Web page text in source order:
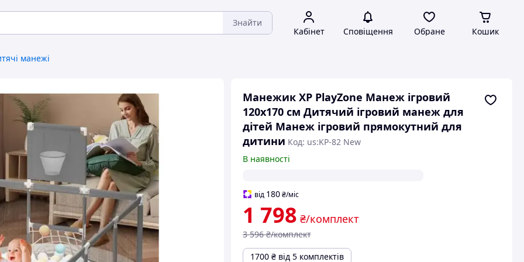
Знайти
Кабінет Сповіщення Обране Кошик
манежі
Манежик XP PlayZone Манеж ігровий
120х170 см Дитячий ігровий манеж для
дітей Манеж ігровий прямокутний для
дитини Код: us:KP-82 New
В наявності
від 180 ₴/міс
1 798 ₴/комплект
3 596 ₴/комплект
1700 ₴ від 5 комплектів